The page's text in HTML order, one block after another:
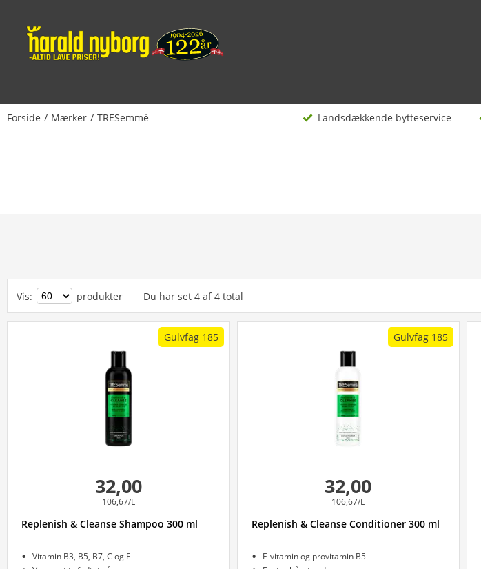
Forside Mærker TRESemmé Landsdækkende bytteservice
Vis: produkter Du har set 4 af 4 total
Gulvfag 185
32,00
106,67/L
Replenish & Cleanse Shampoo 300 ml
Vitamin B3, B5, B7, C og E
Gulvfag 185
32,00
106,67/L
Replenish & Cleanse Conditioner 300 ml
E-vitamin og provitamin B5